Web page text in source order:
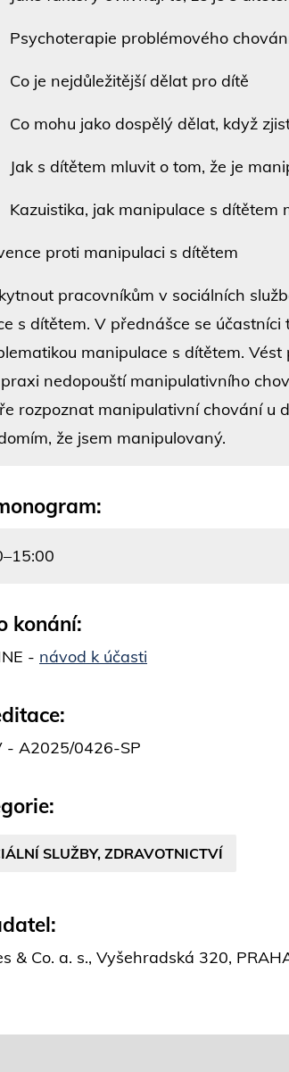
problémového
je nejdůležitější dělat pro dítě
mohu jako dospělý dělat, když
s dítětem mluvit o tom, že je
jak manipulace s dítětem
proti manipulaci s dítětem
pracovníkům v sociálních
s dítětem. V přednášce se
manipulace s dítětem.
nedopouští manipulativního
rozpoznat manipulativní chování u
že jsem manipulovaný.
konání:
- návod k účasti
- A2025/0426-SP
SLUŽBY, ZDRAVOTNICTVÍ
& Co. a. s., Vyšehradská 320,